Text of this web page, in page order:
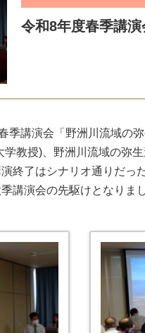
令和8年度春季講
季講演会「野洲川流域の
学教授)、野洲川流域の弥
終了はシナリオ通りだ
講演会の先駆けとなりま